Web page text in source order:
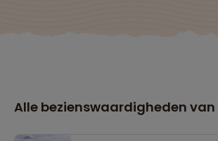
Alle bezienswaardigheden